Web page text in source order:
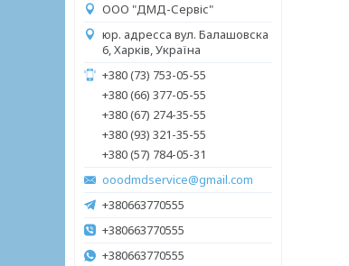
ООО "ДМД-Сервіс"
юр. адресса вул. Балашовска
6, Харків, Україна
+380 (73) 753-05-55
+380 (66) 377-05-55
+380 (67) 274-35-55
+380 (93) 321-35-55
+380 (57) 784-05-31
ooodmdservice@gmail.com
+380663770555
+380663770555
+380663770555